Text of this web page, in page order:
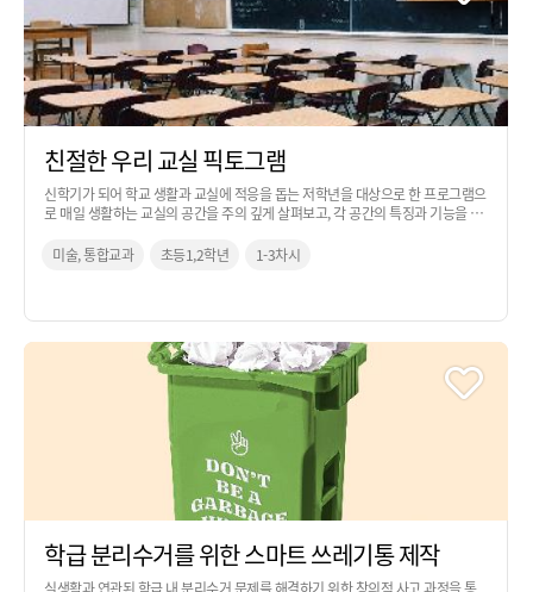
친절한 우리 교실 픽토그램
신학기가 되어 학교 생활과 교실에 적응을 돕는 저학년을 대상으로 한 프로그램으
로 매일 생활하는 교실의 공간을 주의 깊게 살펴보고, 각 공간의 특징과 기능을 잘
미술, 통합교과
초등1,2학년 1-3차시
학급 분리수거를 위한 스마트 쓰레기통 제작
실생활과 연관된 학급 내 분리수거 문제를 해결하기 위한 창의적 사고 과정을 통